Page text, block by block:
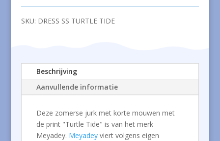
korte
mouwen
SKU: DRESS SS TURTLE TIDE
Beschrijving
Aanvullende informatie
Deze zomerse jurk met korte mouwen met
de print "Turtle Tide" is van het merk
Meyadey. Meyadeyviert volgens eigen